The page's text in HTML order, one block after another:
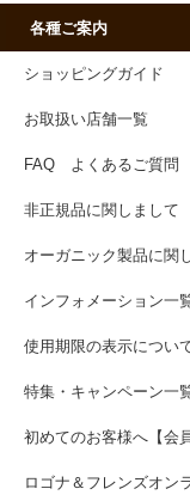
各種ご案内
ショッピングガイド
お取扱い店舗一覧
FAQ よくあるご質問
非正規品に関しまして
オーガニック製品に関
インフォメーション一
使用期限の表示につい
特集・キャンペーン一
初めてのお客様へ【会
ロゴナ＆フレンズオン